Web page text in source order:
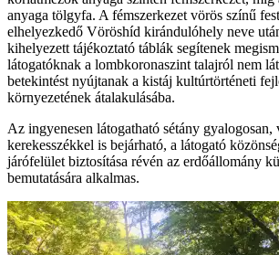
anyaga tölgyfa. A fémszerkezet vörös színű
elhelyezkedő Vöröshíd kirándulóhely neve
kihelyezett tájékoztató táblák segítenek
látogatóknak a lombkoronaszint talajról nem
betekintést nyújtanak a kistáj kultúrtörténeti
környezetének átalakulásába.
Az ingyenesen látogatható sétány gyalogosan,
kerekesszékkel is bejárható, a látogató
járófelület biztosítása révén az erdőállomány
bemutatására alkalmas.